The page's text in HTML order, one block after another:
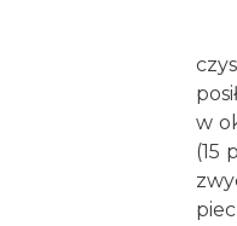
Z
w
(15